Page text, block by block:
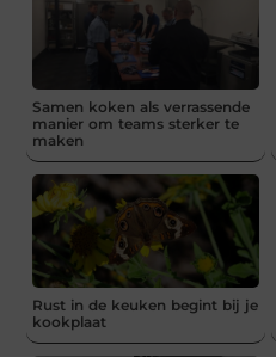
Samen koken als verrassende
manier om teams sterker te
maken
Rust in de keuken begint bij je
kookplaat